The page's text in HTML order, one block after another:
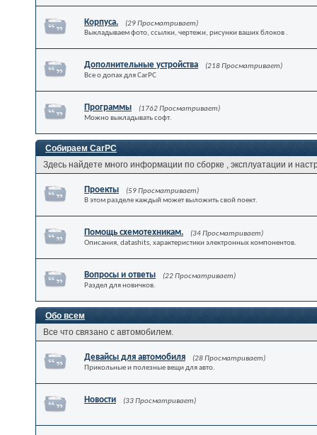
Корпуса.
(29 Просматривает)
Выкладываем фото, ссылки, чертежи, рисунки ваших блоков .
Дополнительные устройства
(218 Просматривает)
Все о допах для CarPC
Программы
(1762 Просматривает)
Можно выкладывать софт.
Собираем CarPC
Здесь найдете много информации по сборке , эксплуатации и
Проекты
(59 Просматривает)
В этом разделе каждый может выложить свой поект.
Помощь схемотехникам.
(34 Просматривает)
Описания, datashits, характеристики электронных компонентов.
Вопросы и ответы
(22 Просматривает)
Раздел для новичков.
Обо всем
Все что связано с автомобилем.
Девайсы для автомобиля
(28 Просматривает)
Прикольные и полезные вещи для авто.
Новости (33 Просматривает)